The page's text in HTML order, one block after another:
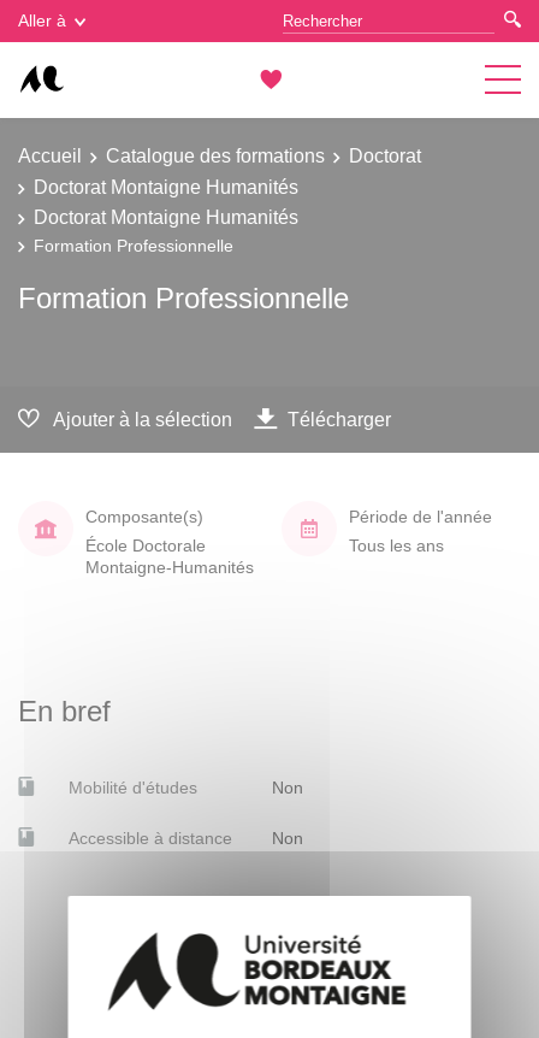
Aller à
Accueil Catalogue des formations
Doctorat
Doctorat Montaigne Humanités
Doctorat Montaigne Humanités
Formation Professionnelle
Formation Professionnelle
Ajouter à la sélection Télécharger
Composante(s)
École Doctorale
Montaigne-Humanités
Période de l'année
Tous les ans
En bref
Mobilité d'études Non
Accessible à distance Non
Gestion des cookies